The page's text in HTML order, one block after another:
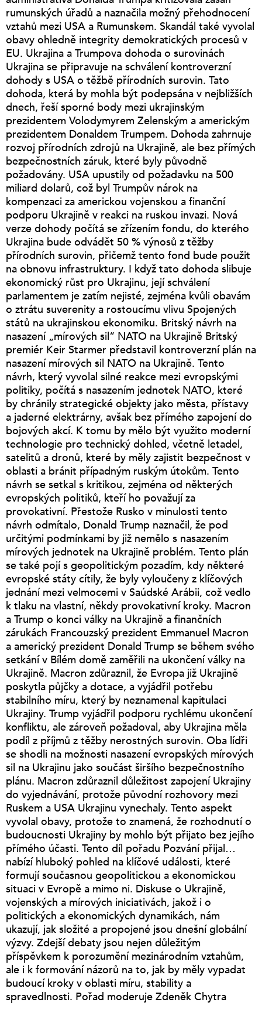
rumunských úřadů a naznačila možný přehodnocení
vztahů mezi USA a Rumunskem. Skandál také vyvolal
obavy ohledně integrity demokratických procesů v
EU. Ukrajina a Trumpova dohoda o surovinách
Ukrajina se připravuje na schválení kontroverzní
dohody s USA o těžbě přírodních surovin. Tato
dohoda, která by mohla být podepsána v nejbližších
dnech, řeší sporné body mezi ukrajinským
prezidentem Volodymyrem Zelenským a americkým
prezidentem Donaldem Trumpem. Dohoda zahrnuje
rozvoj přírodních zdrojů na Ukrajině, ale bez přímých
bezpečnostních záruk, které byly původně
požadovány. USA upustily od požadavku na 500
miliard dolarů, což byl Trumpův nárok na
kompenzaci za americkou vojenskou a finanční
podporu Ukrajině v reakci na ruskou invazi. Nová
verze dohody počítá se zřízením fondu, do kterého
Ukrajina bude odvádět 50 % výnosů z těžby
přírodních surovin, přičemž tento fond bude použit
na obnovu infrastruktury. I když tato dohoda slibuje
ekonomický růst pro Ukrajinu, její schválení
parlamentem je zatím nejisté, zejména kvůli obavám
o ztrátu suverenity a rostoucímu vlivu Spojených
států na ukrajinskou ekonomiku. Britský návrh na
nasazení „mírových sil“ NATO na Ukrajině Britský
premiér Keir Starmer představil kontroverzní plán na
nasazení mírových sil NATO na Ukrajině. Tento
návrh, který vyvolal silné reakce mezi evropskými
politiky, počítá s nasazením jednotek NATO, které
by chránily strategické objekty jako města, přístavy
a jaderné elektrárny, avšak bez přímého zapojení do
bojových akcí. K tomu by mělo být využito moderní
technologie pro technický dohled, včetně letadel,
satelitů a dronů, které by měly zajistit bezpečnost v
oblasti a bránit případným ruským útokům. Tento
návrh se setkal s kritikou, zejména od některých
evropských politiků, kteří ho považují za
provokativní. Přestože Rusko v minulosti tento
návrh odmítalo, Donald Trump naznačil, že pod
určitými podmínkami by již nemělo s nasazením
mírových jednotek na Ukrajině problém. Tento plán
se také pojí s geopolitickým pozadím, kdy některé
evropské státy cítily, že byly vyloučeny z klíčových
jednání mezi velmocemi v Saúdské Arábii, což vedlo
k tlaku na vlastní, někdy provokativní kroky. Macron
a Trump o konci války na Ukrajině a finančních
zárukách Francouzský prezident Emmanuel Macron
a americký prezident Donald Trump se během svého
setkání v Bílém domě zaměřili na ukončení války na
Ukrajině. Macron zdůraznil, že Evropa již Ukrajině
poskytla půjčky a dotace, a vyjádřil potřebu
stabilního míru, který by neznamenal kapitulaci
Ukrajiny. Trump vyjádřil podporu rychlému ukončení
konfliktu, ale zároveň požadoval, aby Ukrajina měla
podíl z příjmů z těžby nerostných surovin. Oba lídři
se shodli na možnosti nasazení evropských mírových
sil na Ukrajinu jako součást širšího bezpečnostního
plánu. Macron zdůraznil důležitost zapojení Ukrajiny
do vyjednávání, protože původní rozhovory mezi
Ruskem a USA Ukrajinu vynechaly. Tento aspekt
vyvolal obavy, protože to znamená, že rozhodnutí o
budoucnosti Ukrajiny by mohlo být přijato bez jejího
přímého účasti. Tento díl pořadu Pozvání přijal…
nabízí hluboký pohled na klíčové události, které
formují současnou geopolitickou a ekonomickou
situaci v Evropě a mimo ni. Diskuse o Ukrajině,
vojenských a mírových iniciativách, jakož i o
politických a ekonomických dynamikách, nám
ukazují, jak složité a propojené jsou dnešní globální
výzvy. Zdejší debaty jsou nejen důležitým
příspěvkem k porozumění mezinárodním vztahům,
ale i k formování názorů na to, jak by měly vypadat
budoucí kroky v oblasti míru, stability a
spravedlnosti. Pořad moderuje Zdeněk Chytra